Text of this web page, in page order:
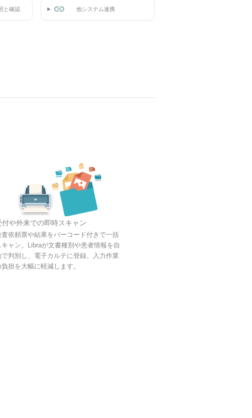
と確認 他システム連携
付や外来での即時スキャン
査依頼票や結果をバーコード付きで一括
キャン。Libraが文書種別や患者情報を自
で判別し、電子カルテに登録。入力作業
負担を大幅に軽減します。